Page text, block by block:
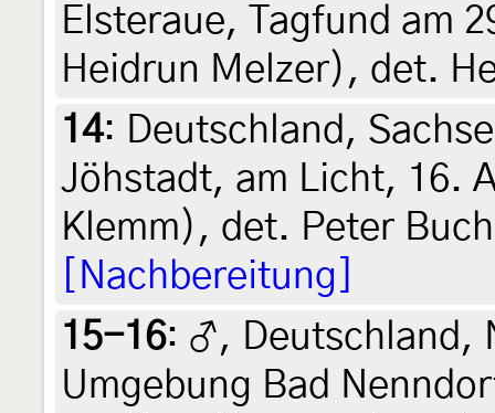
Elsteraue, Tagfund am
Heidrun Melzer), det.
14: Deutschland,
Jöhstadt, am Licht, 16.
Klemm), det. Peter
[Nachbereitung]
15-16: ♂, Deutschland,
Umgebung Bad